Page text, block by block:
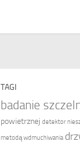
TAGI
badanie
powietrznej detektor
metodą wdmuchiwania